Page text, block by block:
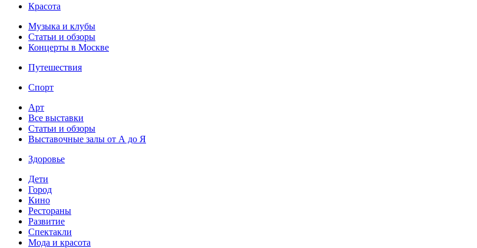
Красота
Музыка и клубы
Статьи и обзоры
Концерты в Москве
Путешествия
Спорт
Арт
Все выставки
Статьи и обзоры
Выставочные залы от А до Я
Здоровье
Дети
Город
Кино
Рестораны
Развитие
Спектакли
Мода и красота